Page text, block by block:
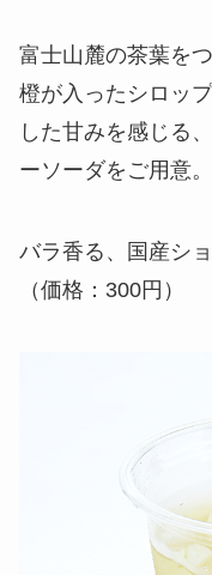
富士山麓の茶葉を
橙が入ったシロッ
した甘みを感じる
ーソーダをご用意。
バラ香る、国産シ
（価格：300円）